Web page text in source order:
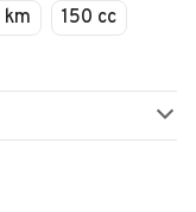
150 cc